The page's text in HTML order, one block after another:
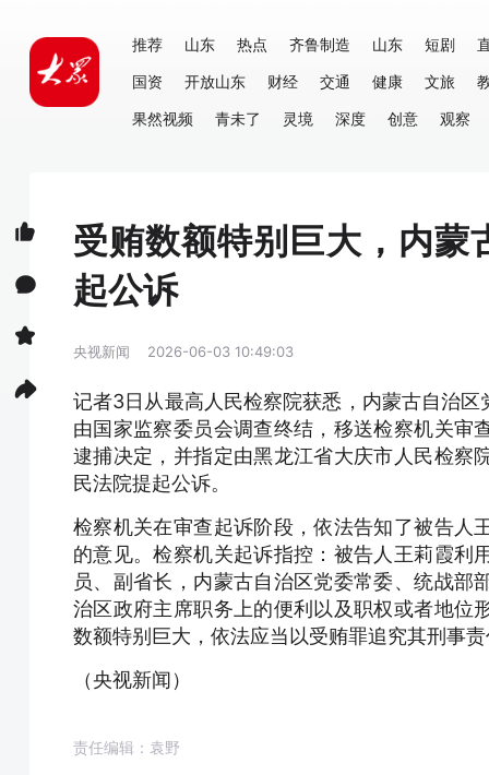
推荐 山东 热点 齐鲁制造 山东 短剧
国资
开放山东 财经 交通 健康 文旅
果然视频
青未了 灵境 深度 创意 观察
受贿数额特别巨大，内蒙
起公诉
央视新闻 2026-06-03 10:49:03
记者3日从最高人民检察院获悉，内蒙古自治
由国家监察委员会调查终结，移送检察机关审
逮捕决定，并指定由黑龙江省大庆市人民检察
民法院提起公诉。
检察机关在审查起诉阶段，依法告知了被告人
的意见。检察机关起诉指控：被告人王莉霞利
员、副省长，内蒙古自治区党委常委、统战
治区政府主席职务上的便利以及职权或者地位
数额特别巨大，依法应当以受贿罪追究其刑事
（央视新闻）
责任编辑：袁野